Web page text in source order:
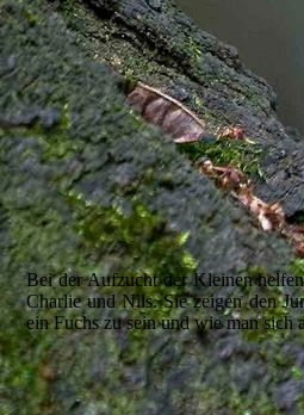
Bei der Aufzucht der Kleinen
Charlie und Nils. Sie zeigen den
ein Fuchs zu sein und wie man sich